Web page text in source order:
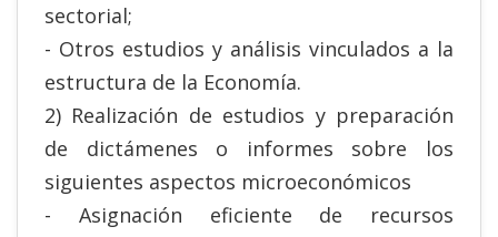
sectorial;
- Otros estudios y análisis vinculados a la
estructura de la Economía.
2) Realización de estudios y preparación
de dictámenes o informes sobre los
siguientes aspectos microeconómicos
- Asignación eficiente de recursos